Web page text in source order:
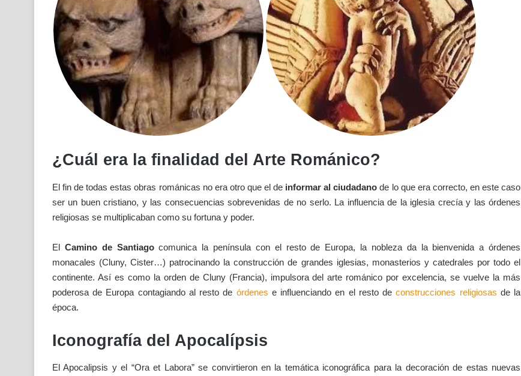
¿Cuál era la finalidad del Arte Románico?
El fin de todas estas obras románicas no era otro que el de informar al ciudadano de lo que era correcto, en este caso
ser un buen cristiano, y las consecuencias sobrevenidas de no serlo. La influencia de la iglesia crecía y las órdenes
religiosas se multiplicaban como su fortuna y poder.
El Camino de Santiagocomunica la península con el resto de Europa, la nobleza da la bienvenida a órdenes
monacales (Cluny, Cister…) patrocinando la construcción de grandes iglesias, monasterios y catedrales por todo el
continente. Así es como la orden de Cluny (Francia), impulsora del arte románico por excelencia, se vuelve la más
poderosa de Europa contagiando al resto de órdenes e influenciando en el resto deconstrucciones religiosas de la
época.
Iconografía del Apocalípsis
El Apocalipsis y el “Ora et Labora” se convirtieron en la temática iconográfica para la decoración de estas nuevas